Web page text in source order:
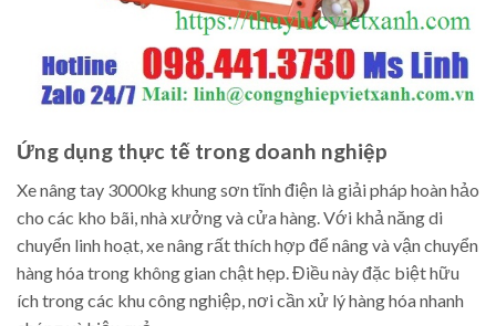
Ứng dụng thực tế trong doanh nghiệp
Xe nâng tay 3000kg khung sơn tĩnh điện là giải pháp hoàn hảo
cho các kho bãi, nhà xưởng và cửa hàng. Với khả năng di
chuyển linh hoạt, xe nâng rất thích hợp để nâng và vận chuyển
hàng hóa trong không gian chật hẹp. Điều này đặc biệt hữu
ích trong các khu công nghiệp, nơi cần xử lý hàng hóa nhanh